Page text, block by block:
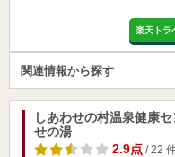
楽天トラ
関連情報から探す
しあわせの村温泉健康
せの湯
2.9点/ 22